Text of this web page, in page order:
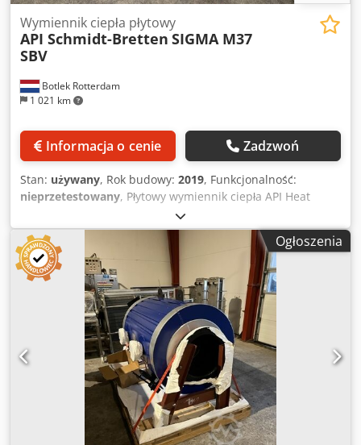
Botlek Rotterdam
1 021 km
Wymiennik ciepła płytowy
API Schmidt-Bretten SIGMA M37
SBV
Informacja o cenie Zadzwoń
Stan: używany, Rok budowy: 2019, Funkcjonalność:
nieprzetestowany, Płytowy wymiennik ciepła API Heat
Transfer SIGMA M37 SBV w dobrym stanie technicznym,
nadający się do zastosowań przemysłowych. Dodpfx
Abszrnfcsteck Specyfikacja: Producent: API Schmidt-Bretten
GmbH & Co. KG Marka: API Heat Transfer Model: SIGMA
M37 SBV Rok produkcji: 2019 Maksymalne ciśnienie
robocze: 10 bar Temperatura robocza: 0–120°C Wytrzymały
wymiennik ciepła z płyt stalowych Przeznaczony do
zastosowań w procesach przemysłowych Kompletna rama
z zestawem płyt i śrubami mocującymi Sprzedawany jako
wycofany z użytku. Sprzedawany w stanie, w jakim się
znajduje, bez gwarancji. Warunki dostawy: EXW Rotterdam,
Holandia, załadunek na Państwa pojazd. Możliwość
inspekcji po wcześniejszym uzgodnieniu.
Ogłoszenia